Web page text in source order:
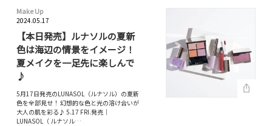
Make Up
2024.05.17
【本日発売】ルナソルの夏新
色は海辺の情景をイメージ！
夏メイクを一足先に楽しんで
♪
5月17日発売のLUNASOL（ルナソル）の夏新
色を全部見せ！ 幻想的な色と光の溶け合いが
大人の肌を彩る♪ 5.17 FRI.発売｜
LUNASOL（ ルナソル…